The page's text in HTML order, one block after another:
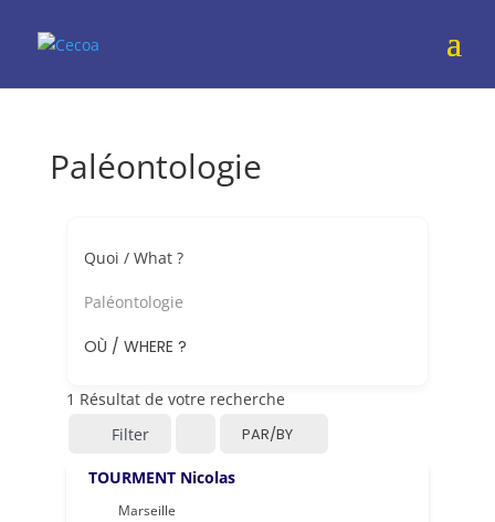
Paléontologie
Quoi / What ?
Paléontologie
OÙ / WHERE ?
1 Résultat de votre recherche
Filter
PAR/BY
TOURMENT Nicolas
Marseille